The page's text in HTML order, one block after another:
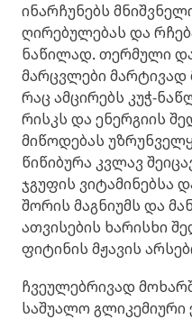
ინარჩუნებს
ღირებულებას და
ნაწილად. თერმული
მარცვლები
რაც ამცირებს კუჭ-
რისკს და ენერგიის
მიწოდებას
წიწიბურა კვლავ
ჯგუფის ვიტამინებსა
შორის მაგნიუმს და
ათვისების ხარისხი
ფიტინის მჟავის
ჩვეულებრივად
საშუალო